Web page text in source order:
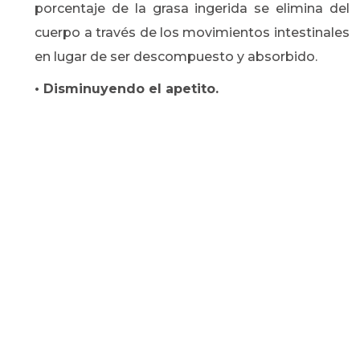
porcentaje de la grasa ingerida se elimina del
cuerpo a través de los movimientos intestinales
en lugar de ser descompuesto y absorbido.
• Disminuyendo el apetito.